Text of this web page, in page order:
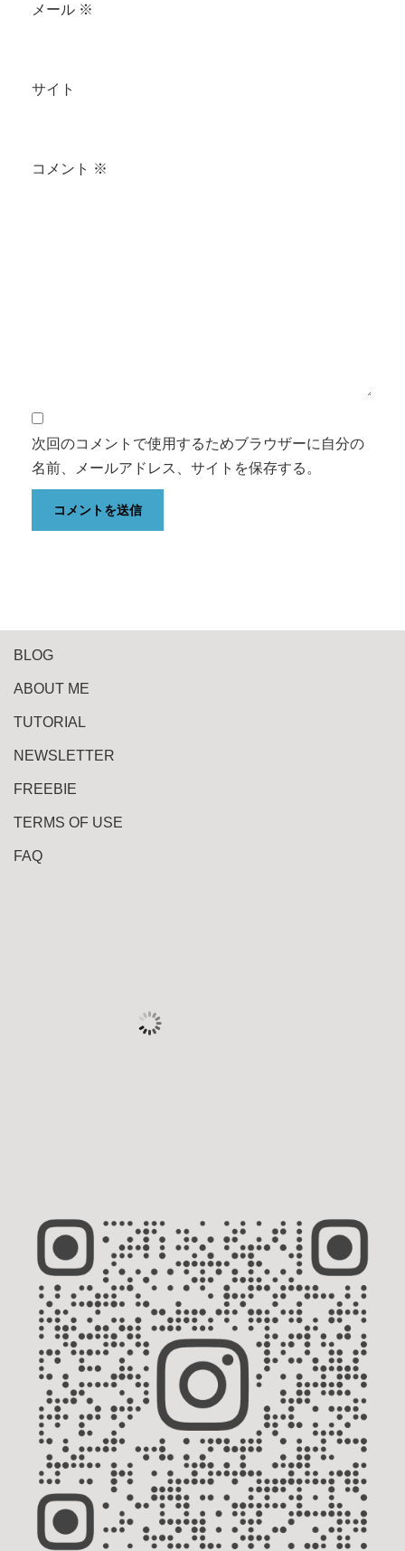
メール ※
サイト
コメント ※
次回のコメントで使用するためブラウザーに自分の
名前、メールアドレス、サイトを保存する。
BLOG
ABOUT ME
TUTORIAL
NEWSLETTER
FREEBIE
TERMS OF USE
FAQ